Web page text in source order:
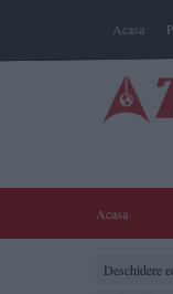
Acasa
Acasa
Deschidere